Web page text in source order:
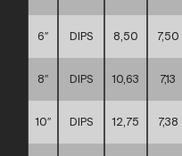
6″ DIPS 8,50 7,50
8″ DIPS 10,63 7,13
10″ DIPS 12,75 7,38